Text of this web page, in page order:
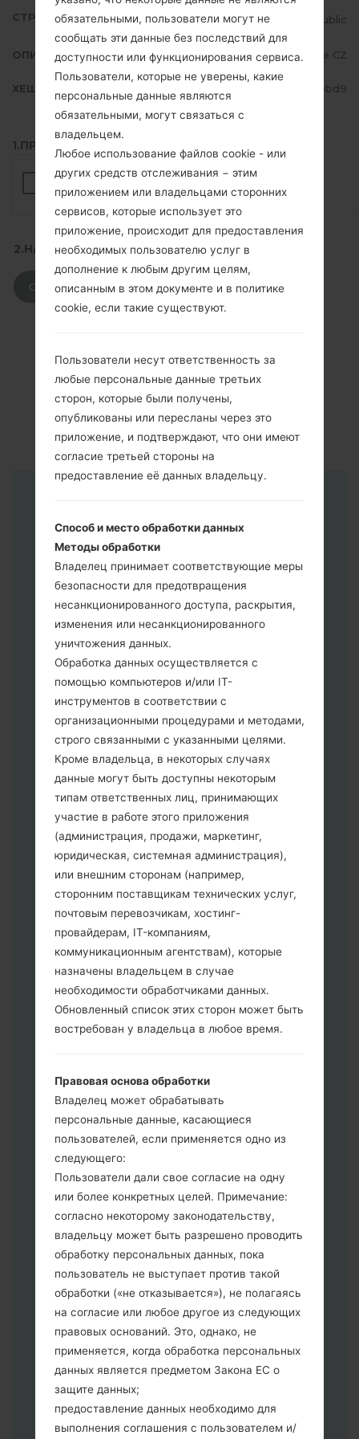
СТРАНА Czech Republic
ОПИСАНИЕ Vodafone CZ
ХЕШ 1e6cddfca2757721dcf527260a94ebd9
1.ПРОВЕРИТЬ НАЛИЧИЕ RECAPTCHA
2.НАЖМИТЕ, ЧТОБЫ СКАЧАТЬ
СКАЧАТЬ
Скачайте на свой ПК:Odin 3.
Далее загрузите и распакуйте файл
прошивки.
Вам необходимо 1 (Выбрать 1 файл
прошивки здесь) или 5 (Выбрать 5
файл прошивки здесь) файлов для
прошивки:
AP: "System & Recovery"
CP: "Modem & Radio"
CSC _ ***: "Country & Region & Operator"
HOME_CSC _ ***: "Country & Region &
Operator"
Добавьте все файлы в программу Odin
3.
Если вы хотите прошить телефон и
выберите HOME_CSC _ *** для
сохранения Ваших данных.
Теперь выключите устройство и
войдите в "Download" режим. Все
методы как это сделать:
Нажмите и удерживайте клавиши:
питание, громкости и Bixbi.
Нажмите и удерживайте клавиши:
регулировки громкости. Подключив
телефон к ПК используя USB кабель.
Нажмите и удерживайте клавиши:
питание, громкости и домой.
Подключите USB кабель и нажмите
клавиши: уменьшение звука и Bixbi.
Нажмите и удерживайте клавиши:
питания и увеличения громкости
Далее подключите к компьютеру,
программа Odin должна определить
обязательными, пользователи могут не
сообщать эти данные без последствий для
доступности или функционирования сервиса.
Пользователи, которые не уверены, какие
персональные данные являются
обязательными, могут связаться с
владельцем.
Любое использование файлов cookie - или
других средств отслеживания − этим
приложением или владельцами сторонних
сервисов, которые использует это
приложение, происходит для предоставления
необходимых пользователю услуг в
дополнение к любым другим целям,
описанным в этом документе и в политике
cookie, если такие существуют.
Пользователи несут ответственность за
любые персональные данные третьих
сторон, которые были получены,
опубликованы или пересланы через это
приложение, и подтверждают, что они имеют
согласие третьей стороны на
предоставление её данных владельцу.
Способ и место обработки данных
Методы обработки
Владелец принимает соответствующие меры
безопасности для предотвращения
несанкционированного доступа, раскрытия,
изменения или несанкционированного
уничтожения данных.
Обработка данных осуществляется с
помощью компьютеров и/или IT-
инструментов в соответствии с
организационными процедурами и методами,
строго связанными с указанными целями.
Кроме владельца, в некоторых случаях
данные могут быть доступны некоторым
типам ответственных лиц, принимающих
участие в работе этого приложения
(администрация, продажи, маркетинг,
юридическая, системная администрация),
или внешним сторонам (например,
сторонним поставщикам технических услуг,
почтовым перевозчикам, хостинг-
провайдерам, IT-компаниям,
коммуникационным агентствам), которые
назначены владельцем в случае
необходимости обработчиками данных.
Обновленный список этих сторон может быть
востребован у владельца в любое время.
Правовая основа обработки
Владелец может обрабатывать
персональные данные, касающиеся
пользователей, если применяется одно из
следующего:
Пользователи дали свое согласие на одну
или более конкретных целей. Примечание:
согласно некоторому законодательству,
владельцу может быть разрешено проводить
обработку персональных данных, пока
пользователь не выступает против такой
обработки («не отказывается»), не полагаясь
на согласие или любое другое из следующих
правовых оснований. Это, однако, не
применяется, когда обработка персональных
данных является предметом Закона ЕС о
защите данных;
предоставление данных необходимо для
выполнения соглашения с пользователем и/